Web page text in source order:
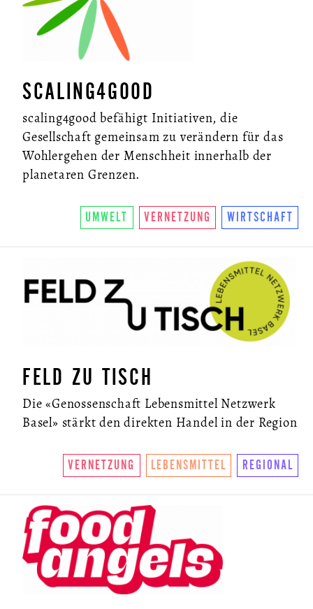
SCALING4GOOD
scaling4good befähigt Initiativen, die
Gesellschaft gemeinsam zu verändern für das
Wohlergehen der Menschheit innerhalb der
planetaren Grenzen.
UMWELT VERNETZUNG WIRTSCHAFT
FELD ZU TISCH
Die «Genossenschaft Lebensmittel Netzwerk
Basel» stärkt den direkten Handel in der Region
VERNETZUNG LEBENSMITTEL REGIONAL